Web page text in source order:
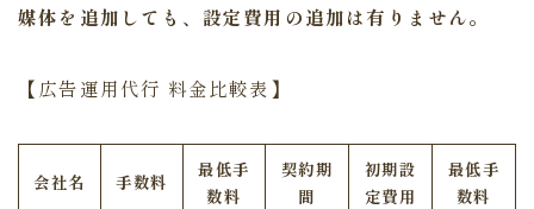
媒体を追加しても、設定費用の追加は有りません。
【広告運用代行 料金比較表】
会社名 手数料
最低手
数料
契約期
間
初期設
定費用
最低手
数料